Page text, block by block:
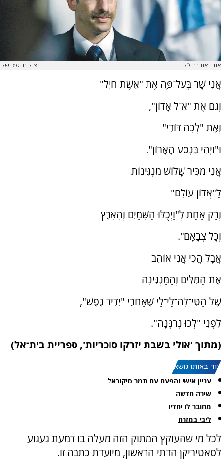
אורי אורבך ז"ל צילום: זמן שלי
אֲנִי שָׁר בְּעַל־פֶּה אֶת "אֵשֶׁת חַיִל"
וְגַם אֶת "אֵ־ל אָדוֹן",
וְאֶת "לְכָה דּוֹדִי"
וּ"וַיְהִי בִּנְסֹעַ הָאָרוֹן".
אֲנִי מַכִּיר שָׁלוֹשׁ מַנְגִּינוֹת
לַ"אֲדוֹן עוֹלָם"
וְרַק אַחַת לְ"וַיְכֻלּוּ הַשָּׁמַיִם וְהָאָרֶץ
וְכָל צְבָאָם".
אֲבָל הֲכִי אֲנִי אוֹהֵב
אֶת הַמִּלִּים וְהַמַּנְגִּינָה
שֶׁל הַטִּי־לָה־לַי־לַי שֶׁאַחֲרֵי "יְדִיד נֶפֶשׁ",
לִפְנֵי "לְכוּ נְרַנְּנָה".
(מתוך 'אולי בשבת יזרקו סוכריות', ספריית בית־אל)
עוד באותו נושא:
עניין אישי והפעם עם תמר סיקוראל
שירה חדשה
מחובר לו יחדיו
ליבי במזרח
לכל מי שהעוקץ המתוק הזה מעלה בו דמעת געגוע
לסאטיריקן הדתי הראשון, מיועדת כתבה זו.